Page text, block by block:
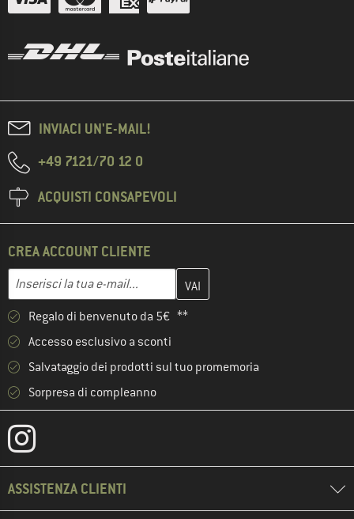
INVIACI UN'E-MAIL!
+49 7121/70 12 0
ACQUISTI CONSAPEVOLI
CREA ACCOUNT CLIENTE
Indirizzo e-mail
Inserisci qui il tuo indirizzo e-mail e crea il tuo account cliente
Regalo di benvenuto da 5€ **
Accesso esclusivo a sconti
Salvataggio dei prodotti sul tuo promemoria
Sorpresa di compleanno
ASSISTENZA CLIENTI